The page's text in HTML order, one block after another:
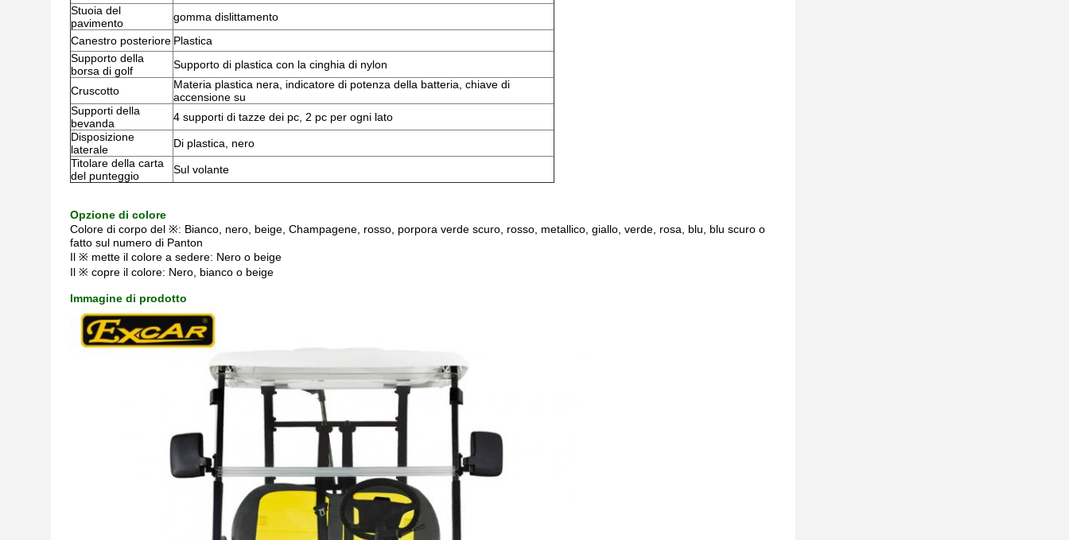
Stuoia del
pavimento
gomma dislittamento
Canestro posteriore Plastica
Supporto della
borsa di golf
Supporto di plastica con la cinghia di nylon
Cruscotto
Materia plastica nera, indicatore di potenza della batteria, chiave di
accensione su
Supporti della
bevanda
4 supporti di tazze dei pc, 2 pc per ogni lato
Disposizione
laterale
Di plastica, nero
Titolare della carta
del punteggio
Sul volante
Opzione di colore
Colore di corpo del ※: Bianco, nero, beige, Champagene, rosso, porpora verde scuro, rosso, metallico, giallo, verde, rosa, blu, blu scuro o
fatto sul numero di Panton
Il ※ mette il colore a sedere: Nero o beige
Il ※ copre il colore: Nero, bianco o beige
Immagine di prodotto